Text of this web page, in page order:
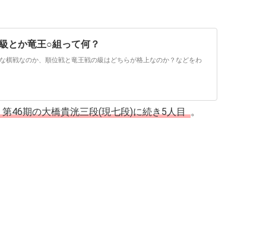
とか竜王○組って何？
棋戦なのか、順位戦と竜王戦の級はどちらが格上なのか？などをわ
46期の大橋貴洸三段(現七段)に続き5人目 。